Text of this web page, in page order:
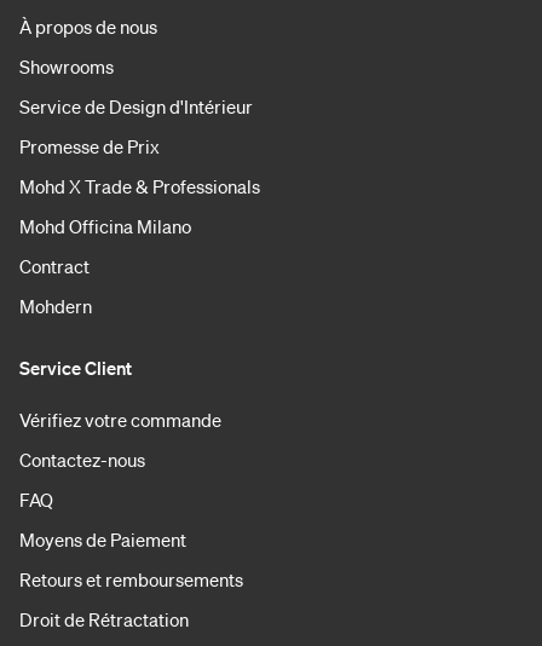
À propos de nous
Showrooms
Service de Design d'Intérieur
Promesse de Prix
Mohd X Trade & Professionals
Mohd Officina Milano
Contract
Mohdern
Service Client
Vérifiez votre commande
Contactez-nous
FAQ
Moyens de Paiement
Retours et remboursements
Droit de Rétractation